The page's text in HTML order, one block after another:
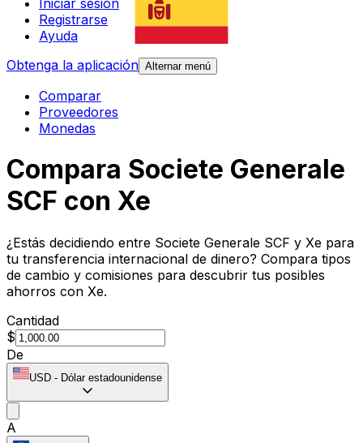
Iniciar sesión
Registrarse
Ayuda
Obtenga la aplicación Alternar menú
Comparar
Proveedores
Monedas
Compara Societe Generale
SCF con Xe
¿Estás decidiendo entre Societe Generale SCF y Xe para
tu transferencia internacional de dinero? Compara tipos
de cambio y comisiones para descubrir tus posibles
ahorros con Xe.
Cantidad
$
De
USD - Dólar estadounidense
A